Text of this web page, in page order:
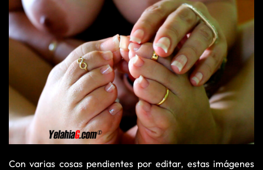
Con varias cosas pendientes por editar, estas imágenes